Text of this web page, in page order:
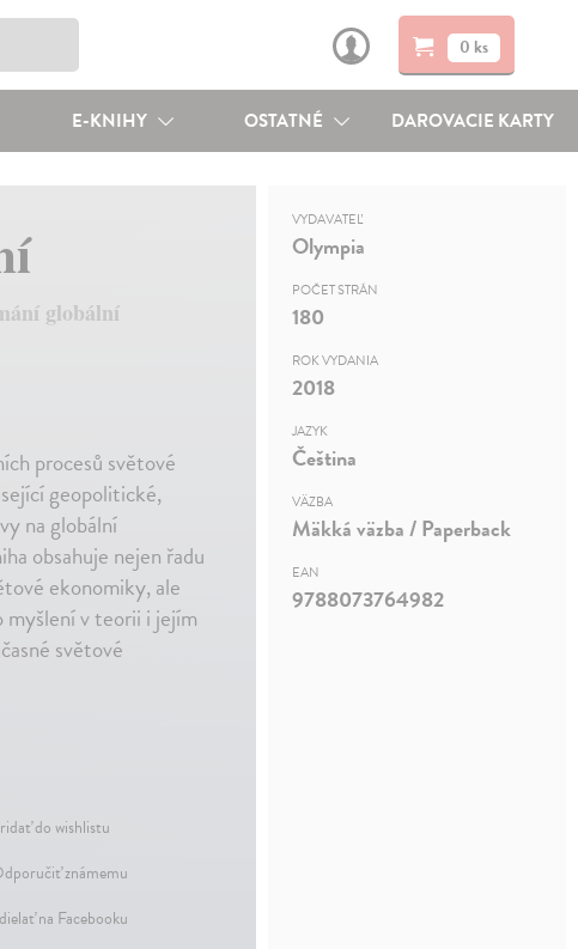
0 ks
E-KNIHY OSTATNÉ DAROVACIE KARTY
globální
procesů světové
geopolitické,
na globální
obsahuje nejen řadu
ekonomiky, ale
v teorii i jejím
světové
do wishlistu
známemu
na Facebooku
VYDAVATEĽ
Olympia
POČET STRÁN
180
ROK VYDANIA
2018
JAZYK
Čeština
VÄZBA
Mäkká väzba / Paperback
EAN
9788073764982